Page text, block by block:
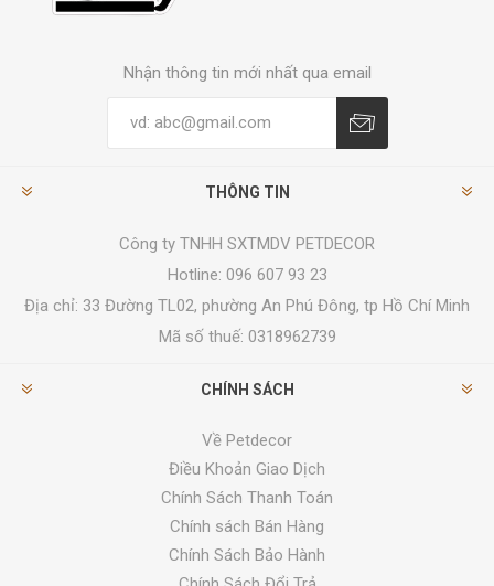
Nhận thông tin mới nhất qua email
THÔNG TIN
Công ty TNHH SXTMDV PETDECOR
Hotline: 096 607 93 23
Địa chỉ: 33 Đường TL02, phường An Phú Đông, tp Hồ Chí Minh
Mã số thuế: 0318962739
CHÍNH SÁCH
Về Petdecor
Điều Khoản Giao Dịch
Chính Sách Thanh Toán
Chính sách Bán Hàng
Chính Sách Bảo Hành